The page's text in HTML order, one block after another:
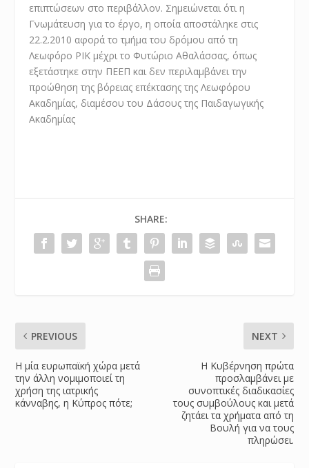
επιπτώσεων στο περιβάλλον. Σημειώνεται ότι η
Γνωμάτευση για το έργο, η οποία αποστάληκε στις
22.2.2010 αφορά το τμήμα του δρόμου από τη
Λεωφόρο ΡΙΚ μέχρι το Φυτώριο Αθαλάσσας, όπως
εξετάστηκε στην ΠΕΕΠ και δεν περιλαμβάνει την
προώθηση της βόρειας επέκτασης της Λεωφόρου
Ακαδημίας, διαμέσου του Δάσους της Παιδαγωγικής
Ακαδημίας
SHARE:
PREVIOUS
Η μία ευρωπαϊκή χώρα μετά
την άλλη νομιμοποιεί τη
χρήση της ιατρικής
κάνναβης, η Κύπρος πότε;
NEXT
Η Κυβέρνηση πρώτα
προσλαμβάνει με
συνοπτικές διαδικασίες
τους συμβούλους και μετά
ζητάει τα χρήματα από τη
Βουλή για να τους
πληρώσει.